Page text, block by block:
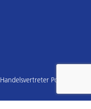
Handelsvertreter Portal